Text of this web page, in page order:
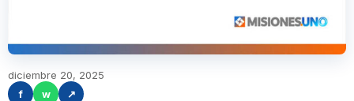
diciembre 20, 2025
f
w ↗